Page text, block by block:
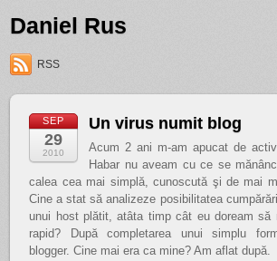
Daniel Rus
RSS
SEP
29
2010
Un virus numit blog
Acum 2 ani m-am apucat de
Habar nu aveam cu ce se
calea cea mai simplă, cunoscută şi de mai
Cine a stat să analizeze posibilitatea
unui host plătit, atâta timp cât eu doream să
rapid? După completarea unui simplu
blogger. Cine mai era ca mine? Am aflat după.